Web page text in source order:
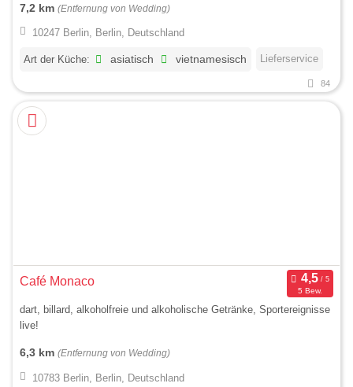
7,2 km (Entfernung von Wedding)
10247 Berlin, Berlin, Deutschland
Art der Küche: asiatisch vietnamesisch Lieferservice
84
Café Monaco
5 Bew.
dart, billard, alkoholfreie und alkoholische Getränke, Sportereignisse
live!
6,3 km (Entfernung von Wedding)
10783 Berlin, Berlin, Deutschland